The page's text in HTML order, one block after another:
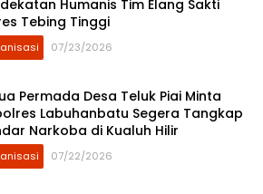
Humanis Tim Elang Sakti
Tebing Tinggi
07/23/2026
Permada Desa Teluk Piai Minta
Labuhanbatu Segera Tangkap
Narkoba di Kualuh Hilir
07/22/2026